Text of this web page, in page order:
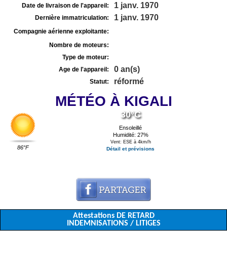
Date de livraison de l'appareil: 1 janv. 1970
Dernière immatriculation: 1 janv. 1970
Compagnie aérienne exploitante:
Nombre de moteurs:
Type de moteur:
Age de l'appareil:
0 an(s)
Statut: réformé
MÉTÉO À KIGALI
86°F
30°C
Ensoleillé
Humidité: 27%
Vent: ESE à 4km/h
Détail et prévisions
Attestations DE RETARD
INDEMNISATIONS / LITIGES